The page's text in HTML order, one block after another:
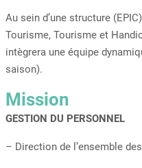
Au sein d’une structure
Tourisme, Tourisme et
intègrera une équipe
saison).
Mission
GESTION DU PERSONNEL
– Direction de l’ensemble